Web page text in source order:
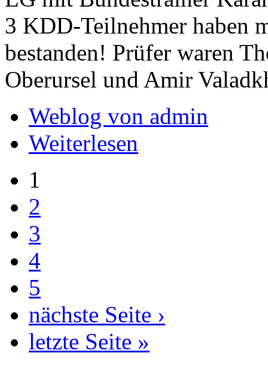
3 KDD-Teilnehmer haben
bestanden! Prüfer waren
Oberursel und Amir
Weblog von admin
Weiterlesen
1
2
3
4
5
nächste Seite ›
letzte Seite »